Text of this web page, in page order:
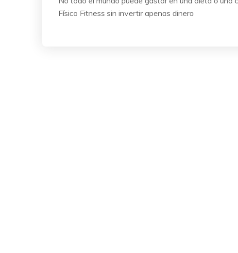
Físico Fitness sin invertir apenas dinero